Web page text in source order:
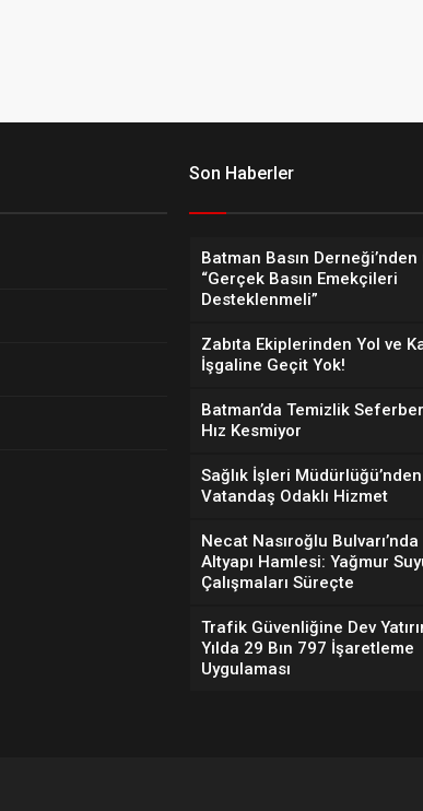
Son Haberler
Batman Basın Derneği’nden
“Gerçek Basın Emekçileri
Desteklenmeli”
Zabıta Ekiplerinden Yol ve
İşgaline Geçit Yok!
Batman’da Temizlik
Hız Kesmiyor
Sağlık İşleri Müdürlüğü’nden
Vatandaş Odaklı Hizmet
Necat Nasıroğlu Bulvarı’nda
Altyapı Hamlesi: Yağmur
Çalışmaları Süreçte
Trafik Güvenliğine Dev
Yılda 29 Bın 797 İşaretleme
Uygulaması